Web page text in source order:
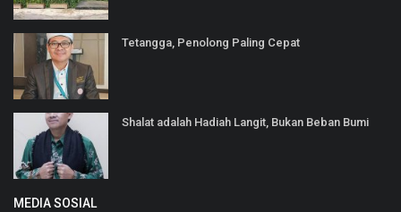
Tetangga, Penolong Paling Cepat
Shalat adalah Hadiah Langit, Bukan Beban Bumi
MEDIA SOSIAL